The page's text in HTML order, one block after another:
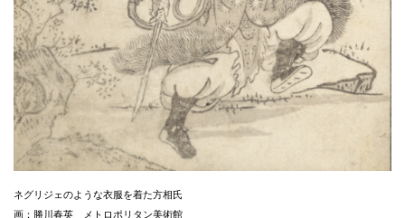
ネグリジェのような衣服を着た方相氏
画：勝川春英 メトロポリタン美術館